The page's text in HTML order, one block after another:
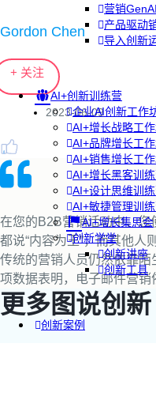
营销
产品驱动
导入创新
AI+创新训练营
企业AI创新工作
AI+增长战略工
AI+品牌增长工
AI+销售增长工
AI+增长黑客训
AI+设计思维训
AI+敏捷管理训
AI+增长集思会
创新学堂
创新讲座
创新工具
创新案例
Gordon Chen
+ 关注
2023-06-09
在您的B2B营销活动中，您
都说“内容为王”，而其他人
传统的营销人员仍然依靠
项数据表明，电子邮件营销
更多图说创新